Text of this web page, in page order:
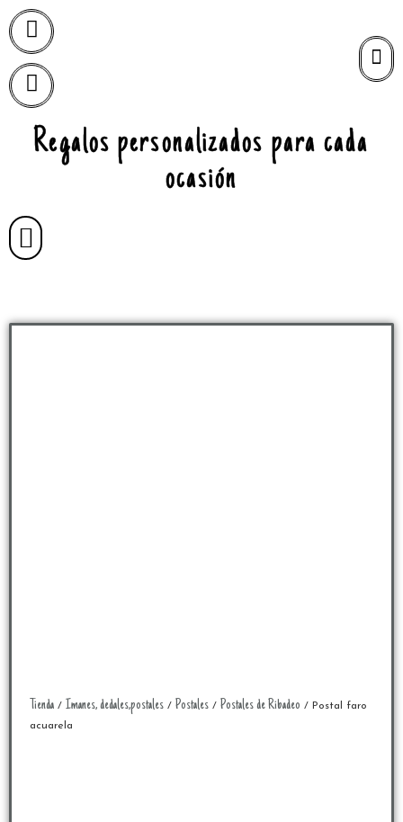
Regalos personalizados para cada
ocasión
Tienda / Imanes, dedales,postales / Postales / Postales de Ribadeo / Postal faro
acuarela